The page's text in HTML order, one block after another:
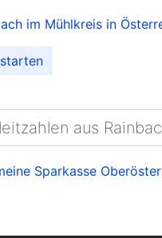
im Mühlkreis in
aus
Sparkasse